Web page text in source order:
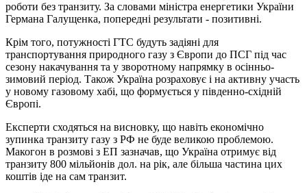
роботи без транзиту. За словами міністра енергетики України
Германа Галущенка, попередні результати - позитивні.
Крім того, потужності ГТС будуть задіяні для
транспортування природного газу з Європи до ПСГ під час
сезону накачування та у зворотному напрямку в осінньо-
зимовий період. Також Україна розраховує і на активну участь
у новому газовому хабі, що формується у південно-східній
Європі.
Експерти сходяться на висновку, що навіть економічно
зупинка транзиту газу з РФ не буде великою проблемою.
Макогон в розмові з ЕП зазначав, що Україна отримує від
транзиту 800 мільйонів дол. на рік, але більша частина цих
коштів іде на сам транзит.